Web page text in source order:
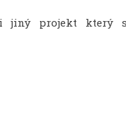
jiný projekt který